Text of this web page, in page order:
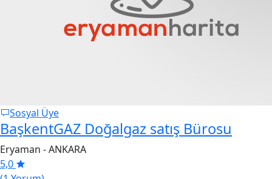
Sosyal Üye
BaşkentGAZ Doğalgaz satış Bürosu
Eryaman - ANKARA
5,0